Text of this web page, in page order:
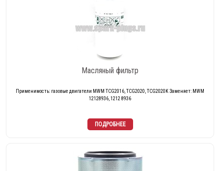
Масляный фильтр
Применимость: газовые двигатели MWM TCG2016, TCG2020, TCG2020K Заменяет: MWM
12128936, 1212 8936